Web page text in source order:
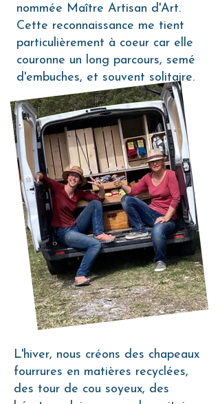
nommée Maître Artisan d'Art.
Cette reconnaissance me tient
particulièrement à coeur car elle
couronne un long parcours, semé
d'embuches, et souvent solitaire.
L'hiver, nous créons des chapeaux
fourrures en matières recyclées,
des tour de cou soyeux, des